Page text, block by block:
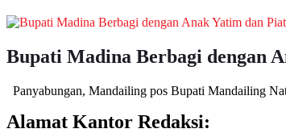
Bupati Madina Berbagi dengan
Panyabungan, Mandailing pos Bupati Mandailing
Alamat Kantor Redaksi: